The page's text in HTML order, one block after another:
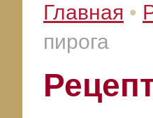
Главная •
пирога